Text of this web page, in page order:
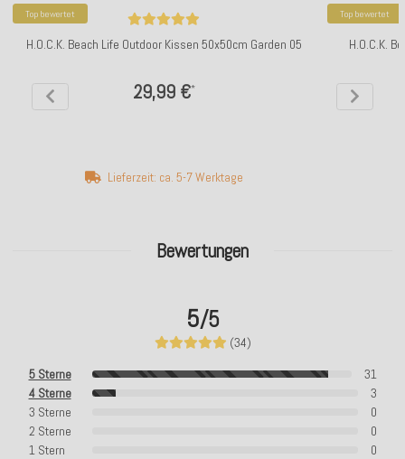
Bewertungen
5/5
(34)
5 Sterne
31
4 Sterne
3
3 Sterne
0
2 Sterne
0
1 Stern
0
Top bewertet
H.O.C.K. Beach Life Outdoor Kissen 50x50cm Garden 05
29,99 €*
Lieferzeit: ca. 5-7 Werktage
Top bewertet
H.O.C.K.